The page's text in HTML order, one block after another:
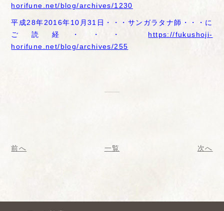
horifune.net/blog/archives/1230
平成28年2016年10月31日・・・サンガラタナ師・・・に
ご読経・・・ https://fukushoji-
horifune.net/blog/archives/255
前へ 一覧 次へ